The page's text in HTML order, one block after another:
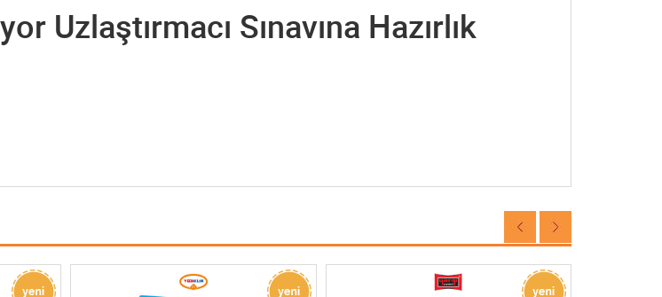
Uzlaştırmacı Sınavına Hazırlık